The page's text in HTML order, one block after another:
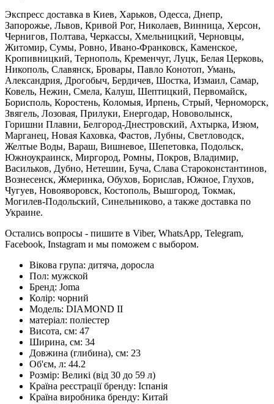
Экспресс доставка в Киев, Харьков, Одесса, Днепр,
Запорожье, Львов, Кривой Рог, Николаев, Винница, Херсон,
Чернигов, Полтава, Черкассы, Хмельницкий, Черновцы,
Житомир, Сумы, Ровно, Ивано-Франковск, Каменское,
Кропивницкий, Тернополь, Кременчуг, Луцк, Белая Церковь,
Никополь, Славянск, Бровары, Павло Конотоп, Умань,
Александрия, Дрогобыч, Бердичев, Шостка, Измаил, Самар,
Ковель, Нежин, Смела, Калуш, Шептицкий, Первомайск,
Борисполь, Коростень, Коломыя, Ирпень, Стрый, Черноморск,
Звягель, Лозовая, Прилуки, Енергодар, Нововолынск,
Горишни Плавни, Белгород-Днестровский, Ахтырка, Изюм,
Марганец, Новая Каховка, Фастов, Лубны, Светловодск,
Желтые Воды, Вараш, Вишневое, Шепетовка, Подольск,
Южноукраинск, Миргород, Ромны, Покров, Владимир,
Васильков, Дубно, Нетешин, Буча, Слава Староконстантинов,
Вознесенск, Жмеринка, Обухов, Борислав, Южное, Глухов,
Чугуев, Новояворовск, Костополь, Вышгород, Токмак,
Могилев-Подольский, Синельниково, а также доставка по
Украине.
Остались вопросы - пишите в Viber, WhatsApp, Telegram,
Facebook, Instagram и мы поможем с выбором.
Вікова група: дитяча, доросла
Пол: мужской
Бренд: Joma
Колір: чорний
Модель: DIAMOND II
матеріал: поліестер
Висота, см: 47
Ширина, см: 34
Довжина (глибина), см: 23
Об'єм, л: 44.2
Розмір: Великі (від 30 до 59 л)
Країна реєстрації бренду: Іспанія
Країна виробника бренду: Китай